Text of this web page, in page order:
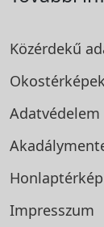
Közérdekű
Okostérképek
Adatvédelem
Honlaptérkép
Impresszum